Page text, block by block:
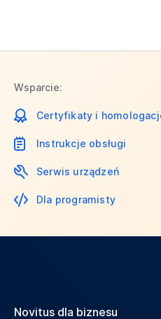
Wsparcie:
Certyfikaty i
Instrukcje obsługi
Serwis urządzeń
Dla programisty
Novitus dla biznesu